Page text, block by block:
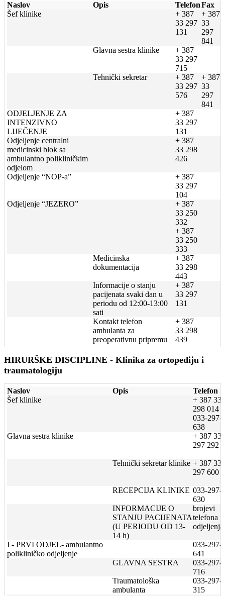
Naslov Opis TelefonFax
Šef klinike
+ 387
33 297
131
+ 387
33
297
841
Glavna sestra klinike
+ 387
33 297
715
Tehnički sekretar
+ 387
33 297
576
+ 387
33
297
841
ODJELJENJE ZA
INTENZIVNO
LIJEČENJE
+ 387
33 297
131
Odjeljenje centralni
medicinski blok sa
ambulantno polikliničkim
odjelom
+ 387
33 298
426
Odjeljenje “NOP-a”
+ 387
33 297
104
Odjeljenje “JEZERO”
+ 387
33 250
332
+ 387
33 250
333
Medicinska
dokumentacija
+ 387
33 298
443
Informacije o stanju
pacijenata svaki dan u
periodu od 12:00-13:00
sati
+ 387
33 297
131
Kontakt telefon
ambulanta za
preoperativnu pripremu
+ 387
33 298
439
HIRURŠKE DISCIPLINE - Klinika za ortopediju i
traumatologiju
Naslov Opis
Telefon
Šef klinike
+ 387 33
298 014
033-297-
638
Glavna sestra klinike
+ 387 33
297 292
Tehnički sekretar klinike + 387 33
297 600
RECEPCIJA KLINIKE 033-297-
630
INFORMACIJE O
STANJU PACIJENATA
(U PERIODU OD 13-
14 h)
brojevi
telefona
odjeljenja
I - PRVI ODJEL- ambulantno
polikliničko odjeljenje
033-297-
641
GLAVNA SESTRA
033-297-
716
Traumatološka
ambulanta
033-297-
315